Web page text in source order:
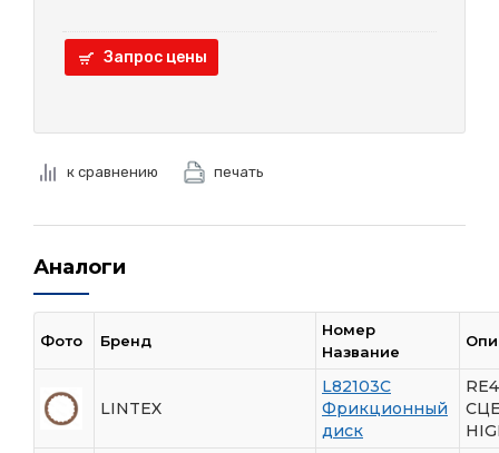
Запрос цены
к сравнению печать
Аналоги
Фото Бренд
Номер
Название
LINTEX
L82103C
Фрикционный
диск